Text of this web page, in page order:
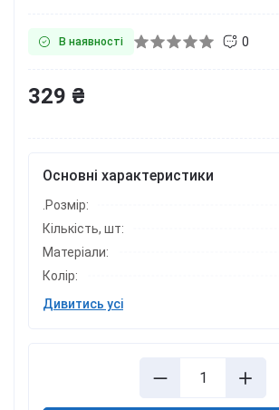
В наявності 0
Основні характеристики
.Розмір:
Кількість, шт:
Матеріали:
Колір:
Дивитись усі
329 ₴